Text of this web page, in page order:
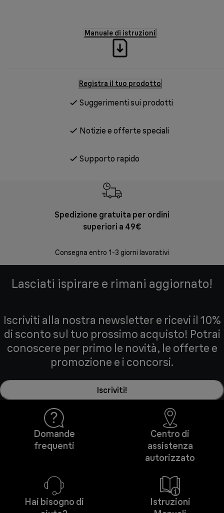
Manuale di istruzioni
Registra il tuo prodotto
Suggerimenti sui prodotti
Notizie e offerte speciali
Supporto rapido
Spedizione gratuita per ordini
superiori a 49€
Consegna entro 1-3 giorni lavorativi
Lasciati ispirare e rimani aggiornato!
Iscriviti alla nostra newsletter e ricevi il 10%
di sconto sul tuo prossimo acquisto! Potrai
conoscere per primo le novità, le offerte e
promozione e i concorsi.
Iscriviti!
Domande
frequenti
Centro di
assistenza
autorizzato
Hai bisogno di
Istruzioni